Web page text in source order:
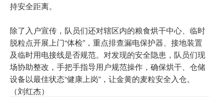
持安全距离。
除了入户宣传，队员们还对辖区内的粮食烘干中心、临时
脱粒点开展上门“体检”，重点排查漏电保护器、接地装置
及临时用电接线是否规范。对发现的安全隐患，队员们现
场协助整改，手把手指导用户规范操作，确保烘干、仓储
设备以最佳状态“健康上岗”，让金黄的麦粒安全入仓。
（刘红杰）